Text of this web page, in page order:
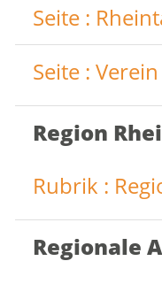
Seite :
Seite :
Region
Rubrik :
Regionale